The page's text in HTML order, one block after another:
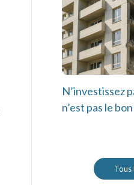
N’investissez
n’est pas le
Tous